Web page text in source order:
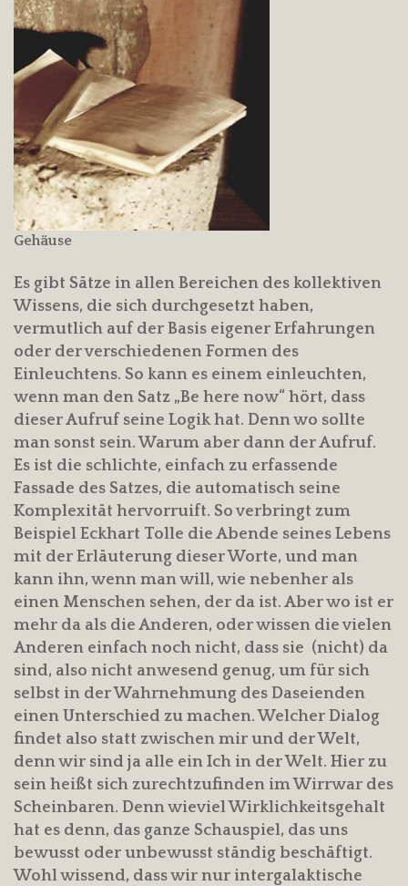
Gehäuse
Es gibt Sätze in allen Bereichen des kollektiven
Wissens, die sich durchgesetzt haben,
vermutlich auf der Basis eigener Erfahrungen
oder der verschiedenen Formen des
Einleuchtens. So kann es einem einleuchten,
wenn man den Satz „Be here now“ hört, dass
dieser Aufruf seine Logik hat. Denn wo sollte
man sonst sein. Warum aber dann der Aufruf.
Es ist die schlichte, einfach zu erfassende
Fassade des Satzes, die automatisch seine
Komplexität hervorruift. So verbringt zum
Beispiel Eckhart Tolle die Abende seines Lebens
mit der Erläuterung dieser Worte, und man
kann ihn, wenn man will, wie nebenher als
einen Menschen sehen, der da ist. Aber wo ist er
mehr da als die Anderen, oder wissen die vielen
Anderen einfach noch nicht, dass sie (nicht) da
sind, also nicht anwesend genug, um für sich
selbst in der Wahrnehmung des Daseienden
einen Unterschied zu machen. Welcher Dialog
findet also statt zwischen mir und der Welt,
denn wir sind ja alle ein Ich in der Welt. Hier zu
sein heißt sich zurechtzufinden im Wirrwar des
Scheinbaren. Denn wieviel Wirklichkeitsgehalt
hat es denn, das ganze Schauspiel, das uns
bewusst oder unbewusst ständig beschäftigt.
Wohl wissend, dass wir nur intergalaktische